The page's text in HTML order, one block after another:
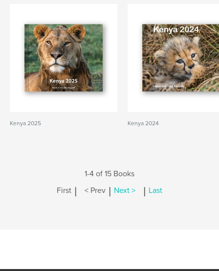
Kenya 2025 Kenya 2024
1-4 of 15 Books
First | < Prev | Next > | Last